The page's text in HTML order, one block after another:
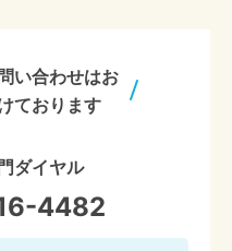
い合わせはお
ております
ダイヤル
4482